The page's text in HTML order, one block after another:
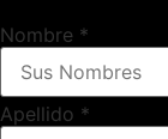
Nombre *
Apellido *